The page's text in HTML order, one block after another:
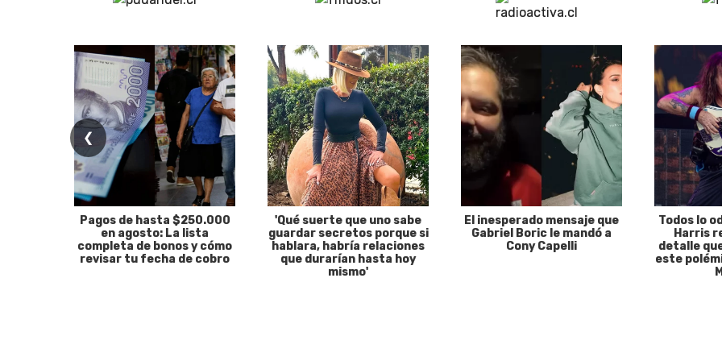
❮
Pagos de hasta $250.000
en agosto: La lista
completa de bonos y cómo
revisar tu fecha de cobro
'Qué suerte que uno sabe
guardar secretos porque si
hablara, habría relaciones
que durarían hasta hoy
mismo'
El inesperado mensaje que
Gabriel Boric le mandó a
Cony Capelli
Todos lo
Harris
detalle
este